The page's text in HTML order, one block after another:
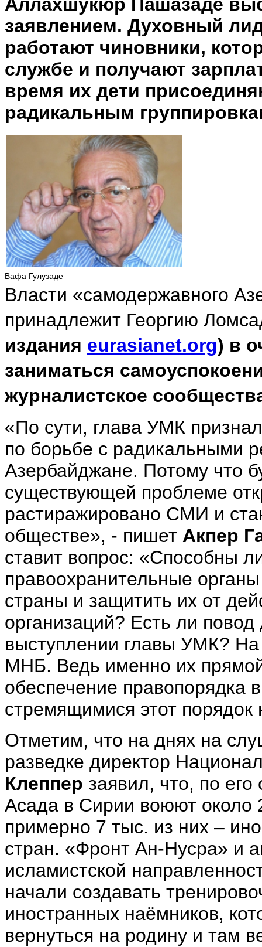
заявлением. Духовный
работают чиновники,
службе и получают
время их дети
радикальным
Вафа Гулузаде
Власти «самодержавного
принадлежит Георгию
издания eurasianet.org) в
заниматься
журналистское
«По сути, глава УМК
по борьбе с радикальными
Азербайджане. Потому что
существующей проблеме
растиражировано СМИ и
обществе», - пишет Акпер
ставит вопрос: «Способны
правоохранительные
страны и защитить их от
организаций? Есть ли
выступлении главы УМК?
МНБ. Ведь именно их
обеспечение правопорядка
стремящимися этот порядок
Отметим, что на днях на
разведке директор
Клеппер заявил, что, по
Асада в Сирии воюют около
примерно 7 тыс. из них –
стран. «Фронт Ан-Нусра» и
исламистской
начали создавать
иностранных наёмников,
вернуться на родину и там